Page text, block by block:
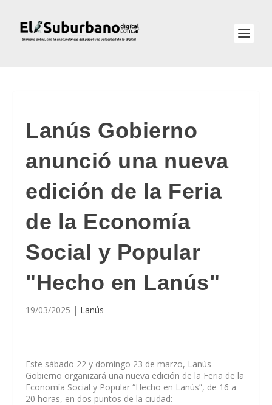
Lanús Gobierno
anunció una nueva
edición de la Feria
de la Economía
Social y Popular
"Hecho en Lanús"
19/03/2025 | Lanús
Este sábado 22 y domingo 23 de marzo, Lanús
Gobierno organizará una nueva edición de la Feria de la
Economía Social y Popular “Hecho en Lanús”, de 16 a
20 horas, en dos puntos de la ciudad: